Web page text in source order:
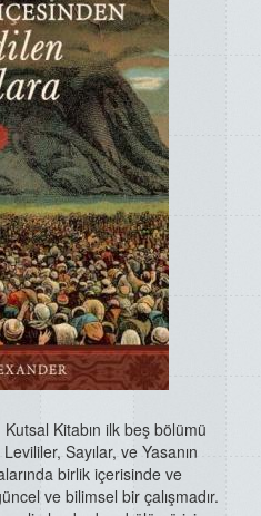
Kutsal Kitabın ilk beş bölümü
Levililer, Sayılar, ve Yasanın
birlik içerisinde ve
ve bilimsel bir çalışmadır.